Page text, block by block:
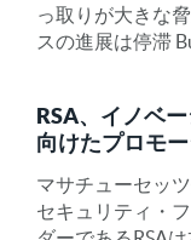
っ取りが大きな
スの進展は停滞
RSA、イノベ
向けたプロモ
マサチューセッ
セキュリティ・